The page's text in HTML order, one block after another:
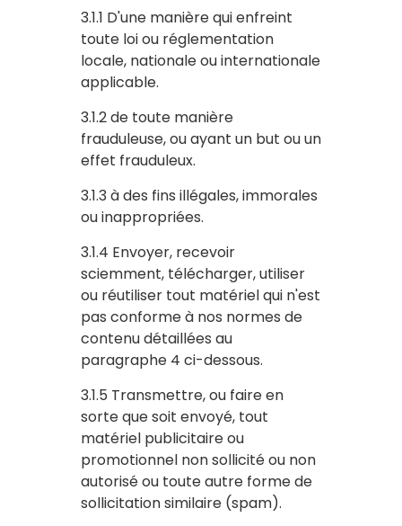
3.1.1 D'une manière qui enfreint
toute loi ou réglementation
locale, nationale ou internationale
applicable.
3.1.2 de toute manière
frauduleuse, ou ayant un but ou un
effet frauduleux.
3.1.3 à des fins illégales, immorales
ou inappropriées.
3.1.4 Envoyer, recevoir
sciemment, télécharger, utiliser
ou réutiliser tout matériel qui n'est
pas conforme à nos normes de
contenu détaillées au
paragraphe 4 ci-dessous.
3.1.5 Transmettre, ou faire en
sorte que soit envoyé, tout
matériel publicitaire ou
promotionnel non sollicité ou non
autorisé ou toute autre forme de
sollicitation similaire (spam).